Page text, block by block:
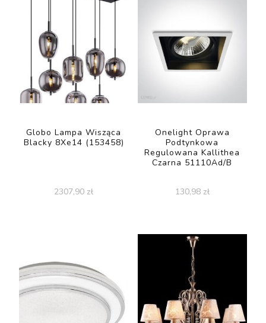
Globo Lampa Wisząca
Blacky 8Xe14 (153458)
2307,90 zł
Onelight Oprawa
Podtynkowa
Regulowana Kallithea
Czarna 51110Ad/B
130,98 zł